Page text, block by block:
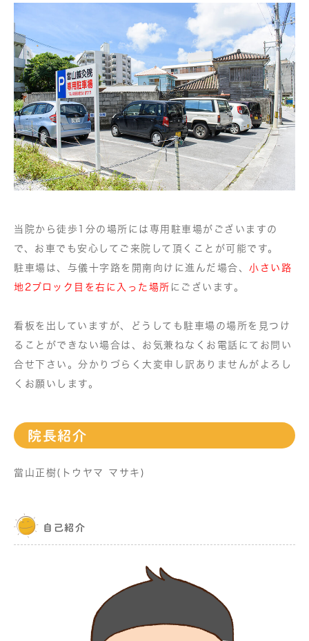
当院から徒歩1分の場所には専用駐車場がございますの
で、お車でも安心してご来院して頂くことが可能です。
駐車場は、与儀十字路を開南向けに進んだ場合、 小さい路
地2ブロック目を右に入った場所 にございます。
看板を出していますが、どうしても駐車場の場所を見つけ
ることができない場合は、お気兼ねなくお電話にてお問い
合せ下さい。分かりづらく大変申し訳ありませんがよろし
くお願いします。
院長紹介
當山正樹(トウヤマ マサキ)
自己紹介